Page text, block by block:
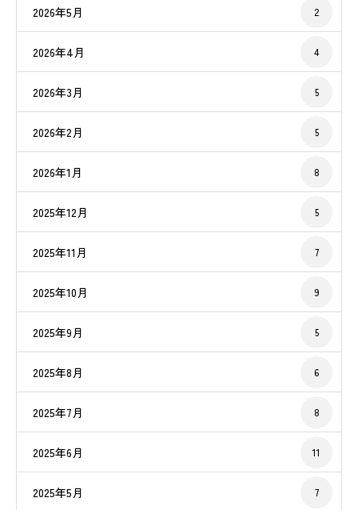
2026年5月 2
2026年4月 4
2026年3月 5
2026年2月 5
2026年1月 8
2025年12月 5
2025年11月 7
2025年10月 9
2025年9月 5
2025年8月 6
2025年7月 8
2025年6月 11
2025年5月 7